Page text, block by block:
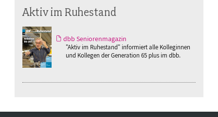
Aktiv im Ruhestand
dbb Seniorenmagazin
"Aktiv im Ruhestand" informiert alle Kolleginnen
und Kollegen der Generation 65 plus im dbb.